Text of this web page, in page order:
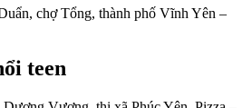
chợ Tổng, thành phố Vĩnh Yên –
teen